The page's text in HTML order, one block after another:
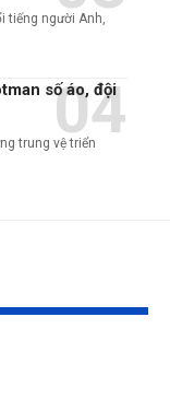
tiếng người Anh,
số áo, đội
trung vệ triển